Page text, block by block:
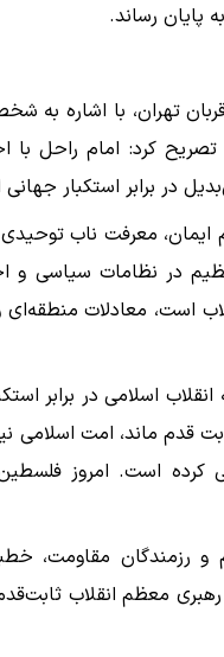
پایان رساند.
تهران، با اشاره به
کرد: امام راحل با
در برابر استکبار
معرفت ناب
در نظامات سیاسی و
است، معادلات منطقه‌ای
نماز جمعه تهران با اشاره به مقاومت ۴۵ ساله
قدم ماند، امت اسلامی
کرده است. امروز
و رزمندگان مقاومت،
معظم انقلاب